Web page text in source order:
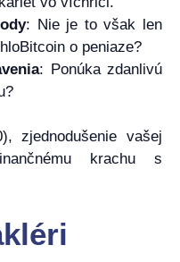
: Nie je to však len
o peniaze?
: Ponúka zdanlivú
zjednodušenie vašej
krachu s